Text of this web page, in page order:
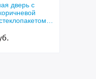
дверь с
ручкой и
RAL 7021